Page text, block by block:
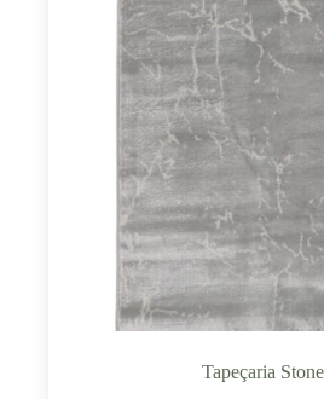
Tapeçaria Stone